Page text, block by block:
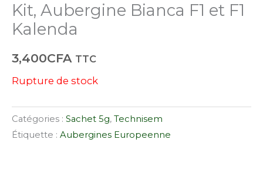
Kit, Aubergine Bianca F1 et F1
Kalenda
3,400CFA TTC
Rupture de stock
Catégories : Sachet 5g, Technisem
Étiquette : Aubergines Europeenne